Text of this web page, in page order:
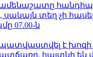
տեղ չի հասել
07.00-ն
է խոզի
հայտնի են